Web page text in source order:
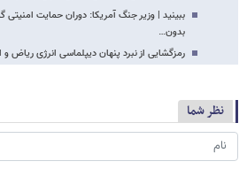
ببینید | وزیر جنگ آمریکا: دوران حمایت امنیتی
بدون…
رمزگشایی از نبرد پنهان دیپلماسی انرژی
نظر شما